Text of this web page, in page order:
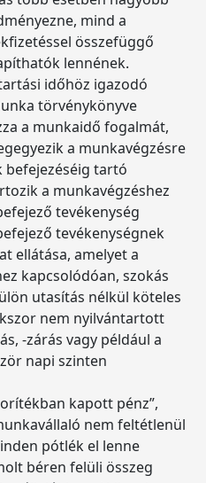
mind a
összefüggő
lennének.
időhöz igazodó
törvénykönyve
a munkaidő fogalmát,
a munkavégzésre
tartó
a munkavégzéshez
tevékenység
tevékenységnek
ellátása, amelyet a
kapcsolódóan, szokás
utasítás nélkül köteles
nem nyilvántartott
-zárás vagy például a
napi szinten
kapott pénz”,
nem feltétlenül
pótlék el lenne
béren felüli összeg